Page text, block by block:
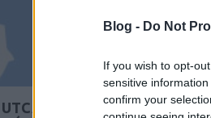
Blog - Do Not
If you wish to opt-
sensitive
confirm your